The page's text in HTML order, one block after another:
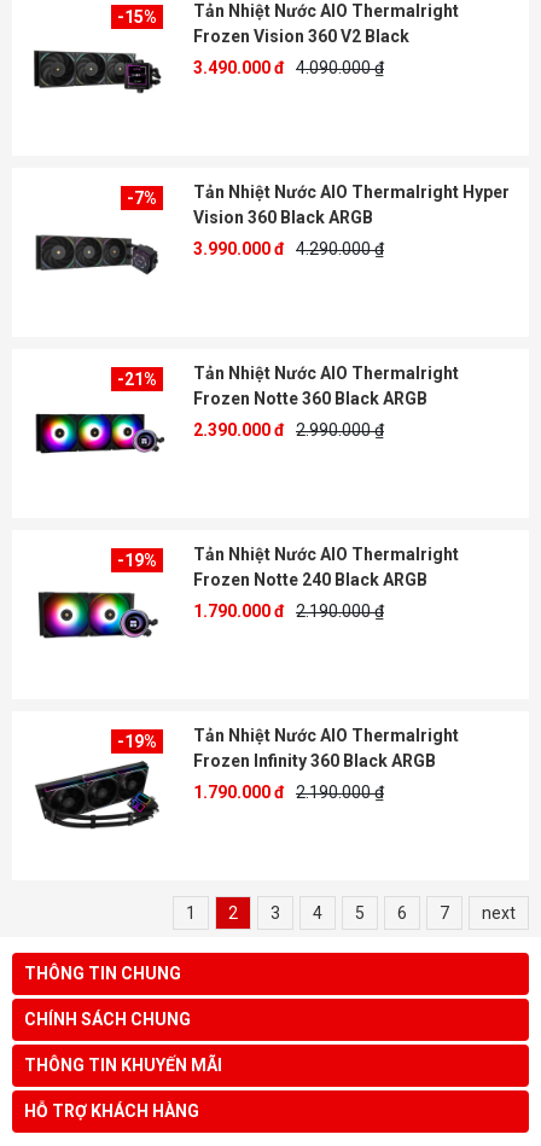
-15%
Tản Nhiệt Nước AIO Thermalright
Frozen Vision 360 V2 Black
3.490.000 đ 4.090.000 ₫
-7%
Tản Nhiệt Nước AIO Thermalright Hyper
Vision 360 Black ARGB
3.990.000 đ 4.290.000 ₫
-21%
Tản Nhiệt Nước AIO Thermalright
Frozen Notte 360 Black ARGB
2.390.000 đ 2.990.000 ₫
-19%
Tản Nhiệt Nước AIO Thermalright
Frozen Notte 240 Black ARGB
1.790.000 đ 2.190.000 ₫
-19%
Tản Nhiệt Nước AIO Thermalright
Frozen Infinity 360 Black ARGB
1.790.000 đ 2.190.000 ₫
1 2 3 4 5 6 7 next
THÔNG TIN CHUNG
CHÍNH SÁCH CHUNG
THÔNG TIN KHUYẾN MÃI
HỖ TRỢ KHÁCH HÀNG